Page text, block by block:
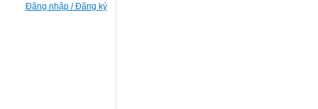
Đăng nhập / Đăng ký